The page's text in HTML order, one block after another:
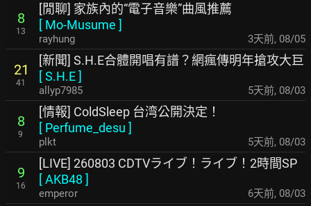
8
13
[閒聊] 家族內的“電子音樂”曲風推薦
[ Mo-Musume ]
rayhung 3天前, 08/05
21
41
[新聞] S.H.E合體開唱有譜？網瘋傳明年搶攻大巨
[S.H.E]
allyp7985 5天前, 08/03
8
9
[情報] ColdSleep 台湾公開決定！
[ Perfume_desu ]
plkt 5天前, 08/03
9
16
[LIVE] 260803 CDTVライブ！ライブ！2時間SP
[AKB48 ]
emperor 6天前, 08/03